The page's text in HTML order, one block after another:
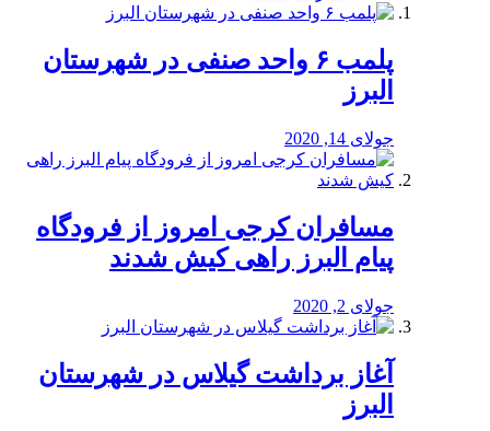
پلمب ۶ واحد صنفی در شهرستان
البرز
جولای 14, 2020
مسافران کرجی امروز از فرودگاه
پیام البرز راهی کیش شدند
جولای 2, 2020
آغاز برداشت گیلاس در شهرستان
البرز